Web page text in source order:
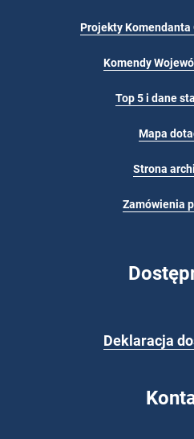
Projekty Komendanta
Komendy
Top 5 i dane
Mapa
Strona
Zamówienia
Deklaracja